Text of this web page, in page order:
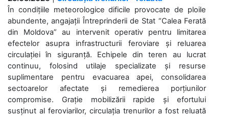
În condițiile meteorologice dificile provocate de ploile
abundente, angajații Întreprinderii de Stat “Calea Ferată
din Moldova” au intervenit operativ pentru limitarea
efectelor asupra infrastructurii feroviare și reluarea
circulației în siguranță. Echipele din teren au lucrat
continuu, folosind utilaje specializate și resurse
suplimentare pentru evacuarea apei, consolidarea
sectoarelor afectate și remedierea porțiunilor
compromise. Grație mobilizării rapide și efortului
susținut al feroviarilor, circulația trenurilor a fost reluată